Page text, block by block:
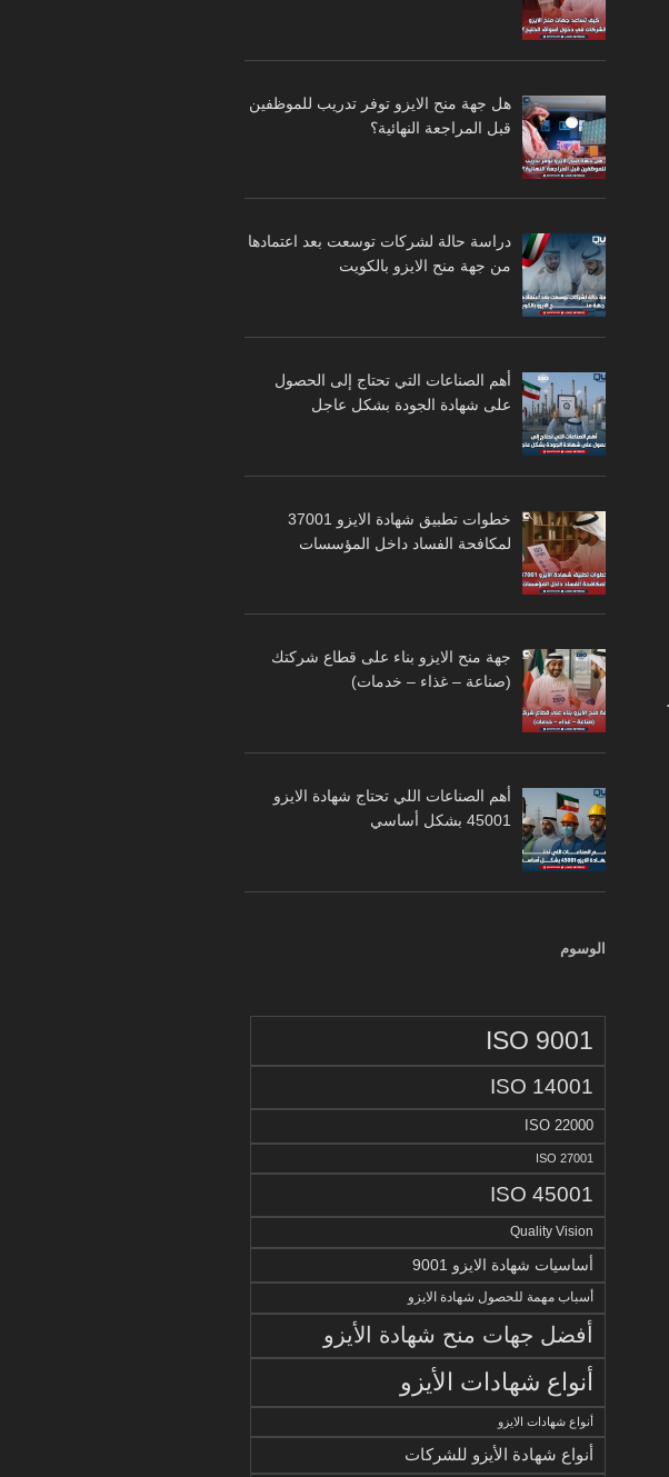
هل جهة منح الايزو توفر تدريب للموظفين
قبل المراجعة النهائية؟
دراسة حالة لشركات توسعت بعد اعتمادها
من جهة منح الايزو بالكويت
أهم الصناعات التي تحتاج إلى الحصول
على شهادة الجودة بشكل عاجل
خطوات تطبيق شهادة الايزو 37001
لمكافحة الفساد داخل المؤسسات
جهة منح الايزو بناء على قطاع شركتك
(صناعة – غذاء – خدمات)
أهم الصناعات اللي تحتاج شهادة الايزو
45001 بشكل أساسي
الوسوم
ISO 9001
ISO 14001
ISO 22000
ISO 27001
ISO 45001
Quality Vision
أساسيات شهادة الايزو 9001
أسباب مهمة للحصول شهادة الايزو
أفضل جهات منح شهادة الأيزو
أنواع شهادات الأيزو
أنواع شهادات الايزو
أنواع شهادة الأيزو للشركات